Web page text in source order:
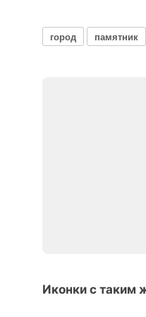
город памятник
Иконки с таким